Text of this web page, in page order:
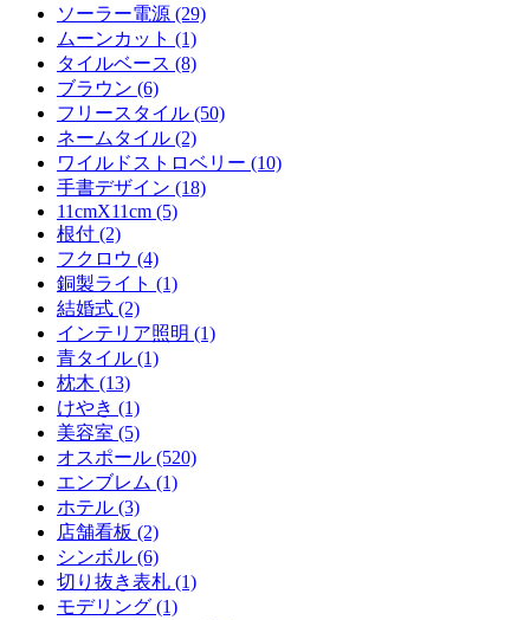
ソーラー電源 (29)
ムーンカット (1)
タイルベース (8)
ブラウン (6)
フリースタイル (50)
ネームタイル (2)
ワイルドストロベリー (10)
手書デザイン (18)
11cmX11cm (5)
根付 (2)
フクロウ (4)
銅製ライト (1)
結婚式 (2)
インテリア照明 (1)
青タイル (1)
枕木 (13)
けやき (1)
美容室 (5)
オスポール (520)
エンブレム (1)
ホテル (3)
店舗看板 (2)
シンボル (6)
切り抜き表札 (1)
モデリング (1)